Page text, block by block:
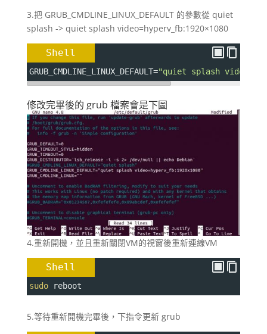
3.把 GRUB_CMDLINE_LINUX_DEFAULT 的參數從 quiet
splash -> quiet splash video=hyperv_fb:1920×1080
Shell
GRUB_CMDLINE_LINUX_DEFAULT="quiet splash
修改完畢後的 grub 檔案會是下圖
4.重新開機，並且重新關閉VM的視窗後重新連線VM
Shell
sudo reboot
5.等待重新開機完畢後，下指令更新 grub